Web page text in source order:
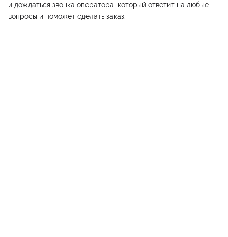
и дождаться звонка оператора, который ответит на любые
вопросы и поможет сделать заказ.